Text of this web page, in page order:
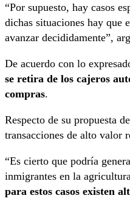
“Por supuesto, hay casos
dichas situaciones hay que
avanzar decididamente”,
De acuerdo con lo
se retira de los cajeros
compras.
Respecto de su propuesta
transacciones de alto valor
“Es cierto que podría
inmigrantes en la
para estos casos existen